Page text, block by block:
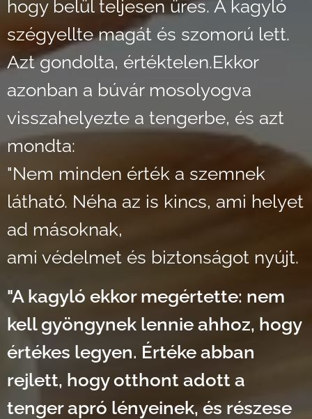
hogy belül teljesen üres. A kagyló
szégyellte magát és szomorú lett.
Azt gondolta, értéktelen.Ekkor
azonban a búvár mosolyogva
visszahelyezte a tengerbe, és azt
mondta:
"Nem minden érték a szemnek
látható. Néha az is kincs, ami helyet
ad másoknak,
ami védelmet és biztonságot nyújt.
"A kagyló ekkor megértette: nem
kell gyöngynek lennie ahhoz, hogy
értékes legyen. Értéke abban
rejlett, hogy otthont adott a
tenger apró lényeinek, és részese